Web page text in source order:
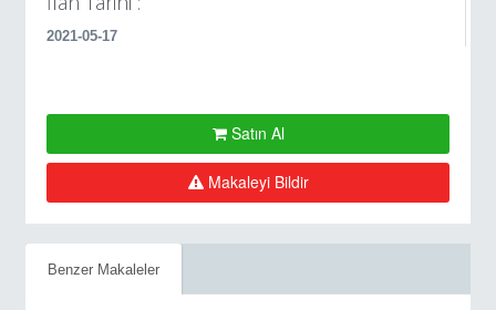
2021-05-17
Satın Al
Makaleyi Bildir
Benzer Makaleler